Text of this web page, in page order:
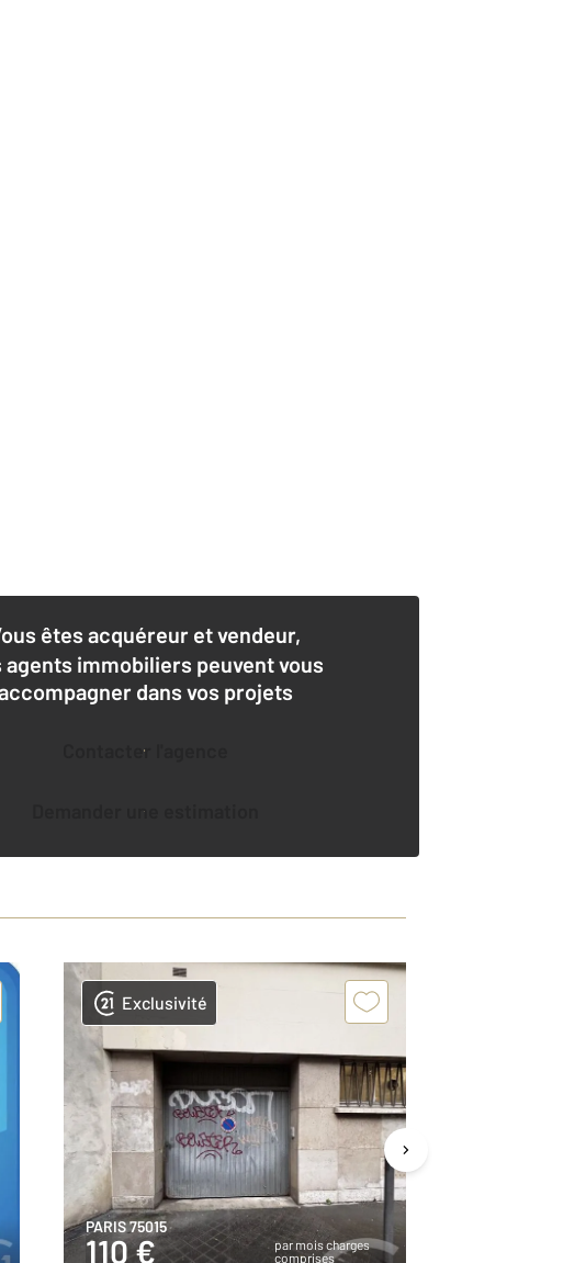
êtes acquéreur et vendeur,
agents immobiliers peuvent vous
dans vos projets
Contacter l'agence
Demander une estimation
Exclusivité
PARIS 75015
110 €
par mois charges
comprises